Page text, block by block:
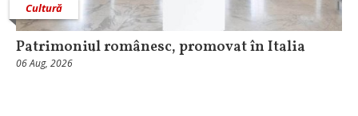
Cultură
Patrimoniul românesc, promovat în Italia
06 Aug, 2026